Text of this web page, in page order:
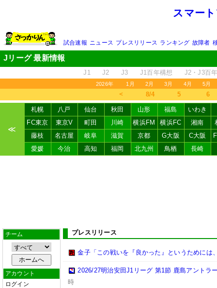
スマー
試合速報 ニュース プレスリリース ランキング 故障者
Jリーグ 最新情報
J1 J2 J3 J1百年構想 J2・J3百
2026年 1月 2月 3月 4月 5月
＜ 8/4 5 6
≪
札幌 八戸 仙台 秋田 山形 福島
いわき
FC東京
東京V 町田 川崎 横浜FM 横浜FC 湘南
藤枝
名古屋 岐阜 滋賀 京都 G大阪 C大阪
愛媛
今治 高知 福岡 北九州 鳥栖 長崎
チーム
アカウント
ログイン
プレスリリース
金子「この戦いを『良かった』というためには
2026/27明治安田J1リーグ 第1節 鹿島アントラ
時